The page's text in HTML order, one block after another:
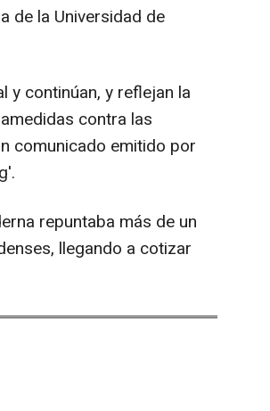
de la Universidad de
y continúan, y reflejan la
contra las
comunicado emitido por
repuntaba más de un
llegando a cotizar